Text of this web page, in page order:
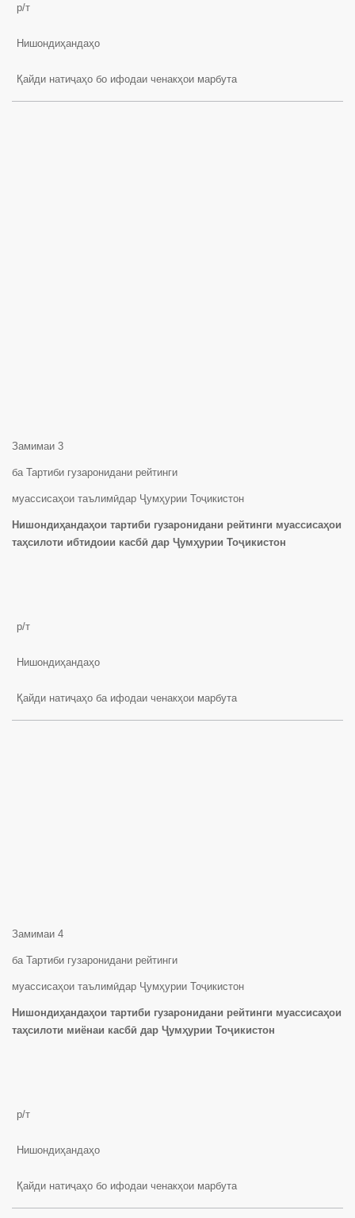
р/т
Нишондиҳандаҳо
Қайди натиҷаҳо бо ифодаи ченакҳои марбута
Замимаи 3
ба Тартиби гузаронидани рейтинги
муассисаҳои таълимӣдар Ҷумҳурии Тоҷикистон
Нишондиҳандаҳои тартиби гузаронидани рейтинги муассисаҳои
таҳсилоти ибтидоии касбӣ дар Ҷумҳурии Тоҷикистон
р/т
Нишондиҳандаҳо
Қайди натиҷаҳо ба ифодаи ченакҳои марбута
Замимаи 4
ба Тартиби гузаронидани рейтинги
муассисаҳои таълимӣдар Ҷумҳурии Тоҷикистон
Нишондиҳандаҳои тартиби гузаронидани рейтинги муассисаҳои
таҳсилоти миёнаи касбӣ дар Ҷумҳурии Тоҷикистон
р/т
Нишондиҳандаҳо
Қайди натиҷаҳо бо ифодаи ченакҳои марбута